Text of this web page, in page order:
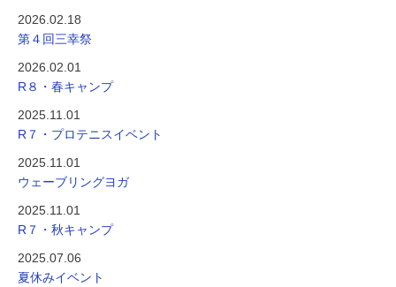
2026.02.18
第４回三幸祭
2026.02.01
R８・春キャンプ
2025.11.01
R７・プロテニスイベント
2025.11.01
ウェーブリングヨガ
2025.11.01
R７・秋キャンプ
2025.07.06
夏休みイベント